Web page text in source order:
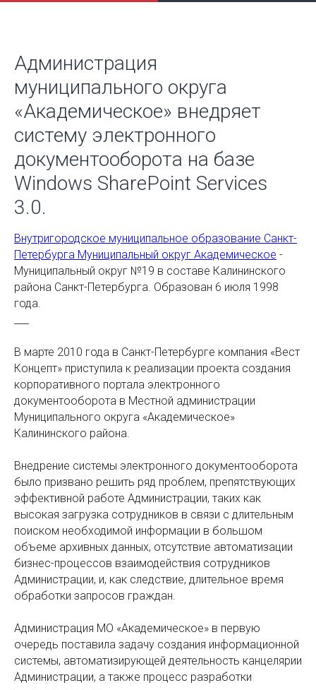
Администрация
муниципального округа
«Академическое» внедряет
систему электронного
документооборота на базе
Windows SharePoint Services
3.0.
Внутригородское муниципальное образование Санкт-
Петербурга Муниципальный округ Академическое ​ -
Муниципальный округ №19 в составе Калининского
района Санкт-Петербурга. Образован 6 июля 1998
года.
В марте 2010 года в Санкт-Петербурге компания «Вест
Концепт» приступила к реализации проекта создания
корпоративного портала электронного
документооборота в Местной администрации
Муниципального округа «Академическое»
Калининского района.
Внедрение системы электронного документооборота
было призвано решить ряд проблем, препятствующих
эффективной работе Администрации, таких как
высокая загрузка сотрудников в связи с длительным
поиском необходимой информации в большом
объеме архивных данных, отсутствие автоматизации
бизнес-процессов взаимодействия сотрудников
Администрации, и, как следствие, длительное время
обработки запросов граждан.
Администрация МО «Академическое» в первую
очередь поставила задачу создания информационной
системы, автоматизирующей деятельность канцелярии
Администрации, а также процесс разработки